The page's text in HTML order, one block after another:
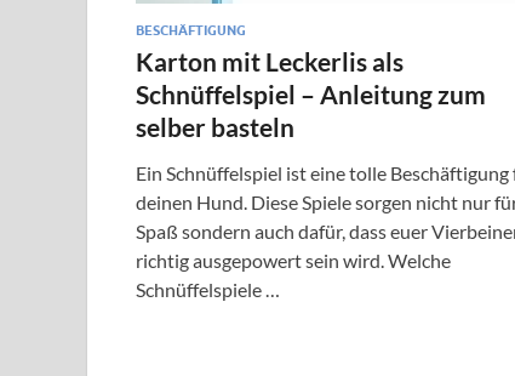
BESCHÄFTIGUNG
Karton mit Leckerlis als
Schnüffelspiel – Anleitung zum
selber basteln
Ein Schnüffelspiel ist eine tolle Beschäftigung
deinen Hund. Diese Spiele sorgen nicht nur
Spaß sondern auch dafür, dass euer
richtig ausgepowert sein wird. Welche
Schnüffelspiele …